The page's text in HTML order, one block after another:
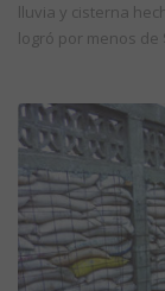
lluvia y cisterna
logró por menos de